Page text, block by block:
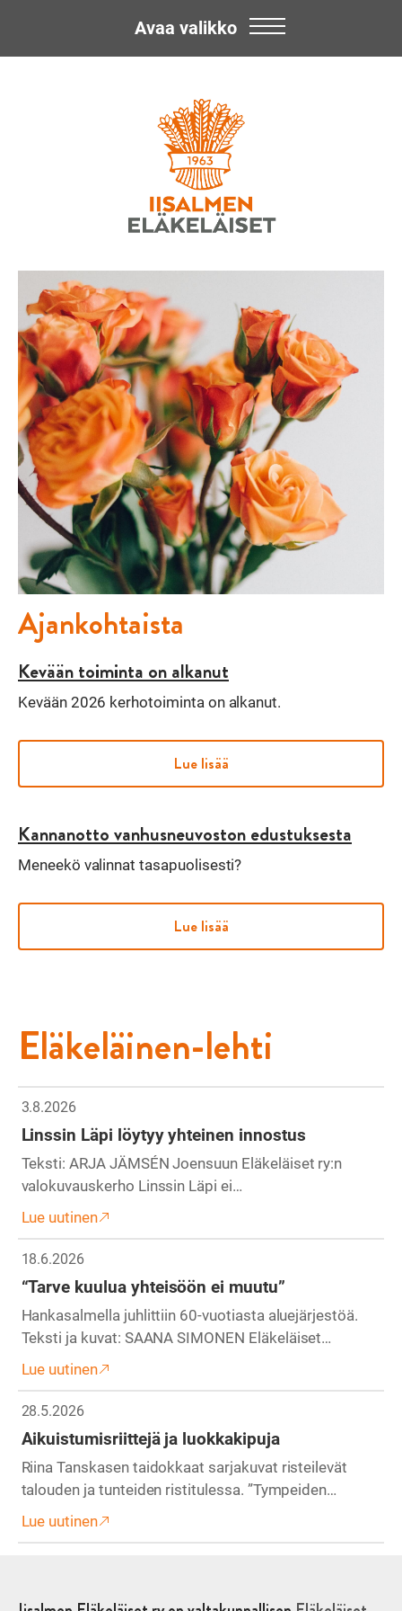
Eläkeläiset
ry
Avaa valikko
Ajankohtaista
Kevään toiminta on alkanut
Kevään 2026 kerhotoiminta on alkanut.
Lue lisää
Kannanotto vanhusneuvoston edustuksesta
Meneekö valinnat tasapuolisesti?
Lue lisää
Eläkeläinen-lehti
3.8.2026
Linssin Läpi löytyy yhteinen innostus
Teksti: ARJA JÄMSÉN Joensuun Eläkeläiset ry:n
valokuvauskerho Linssin Läpi ei…
Lue uutinen
18.6.2026
“Tarve kuulua yhteisöön ei muutu”
Hankasalmella juhlittiin 60-vuotiasta aluejärjestöä.
Teksti ja kuvat: SAANA SIMONEN Eläkeläiset…
Lue uutinen
28.5.2026
Aikuistumisriittejä ja luokkakipuja
Riina Tanskasen taidokkaat sarjakuvat risteilevät
talouden ja tunteiden ristitulessa. ”Tympeiden…
Lue uutinen